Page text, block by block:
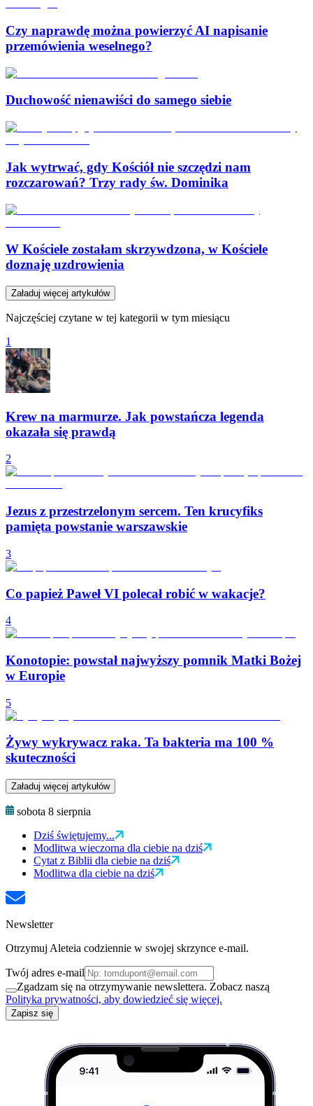
Czy naprawdę można powierzyć AI napisanie
przemówienia weselnego?
Duchowość nienawiści do samego siebie
Jak wytrwać, gdy Kościół nie szczędzi nam
rozczarowań? Trzy rady św. Dominika
W Kościele zostałam skrzywdzona, w Kościele
doznaję uzdrowienia
Załaduj więcej artykułów
Najczęściej czytane w tej kategorii w tym miesiącu
1
Krew na marmurze. Jak powstańcza legenda
okazała się prawdą
2
Jezus z przestrzelonym sercem. Ten krucyfiks
pamięta powstanie warszawskie
3
Co papież Paweł VI polecał robić w wakacje?
4
Konotopie: powstał najwyższy pomnik Matki Bożej
w Europie
5
Żywy wykrywacz raka. Ta bakteria ma 100 %
skuteczności
Załaduj więcej artykułów
sobota 8 sierpnia
Dziś świętujemy...
Modlitwa wieczorna dla ciebie na dziś
Cytat z Biblii dla ciebie na dziś
Modlitwa dla ciebie na dziś
Newsletter
Otrzymuj Aleteia codziennie w swojej skrzynce e-mail.
Twój adres e-mail
Zgadzam się na otrzymywanie newslettera. Zobacz naszą
Polityka prywatności, aby dowiedzieć się więcej.
Zapisz się